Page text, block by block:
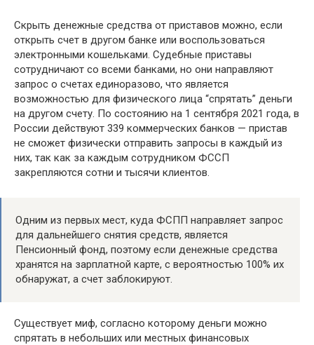
Скрыть денежные средства от приставов можно, если
открыть счет в другом банке или воспользоваться
электронными кошельками. Судебные приставы
сотрудничают со всеми банками, но они направляют
запрос о счетах единоразово, что является
возможностью для физического лица “спрятать” деньги
на другом счету. По состоянию на 1 сентября 2021 года, в
России действуют 339 коммерческих банков — пристав
не сможет физически отправить запросы в каждый из
них, так как за каждым сотрудником ФССП
закрепляются сотни и тысячи клиентов.
Одним из первых мест, куда ФСПП направляет запрос
для дальнейшего снятия средств, является
Пенсионный фонд, поэтому если денежные средства
хранятся на зарплатной карте, с вероятностью 100% их
обнаружат, а счет заблокируют.
Существует миф, согласно которому деньги можно
спрятать в небольших или местных финансовых